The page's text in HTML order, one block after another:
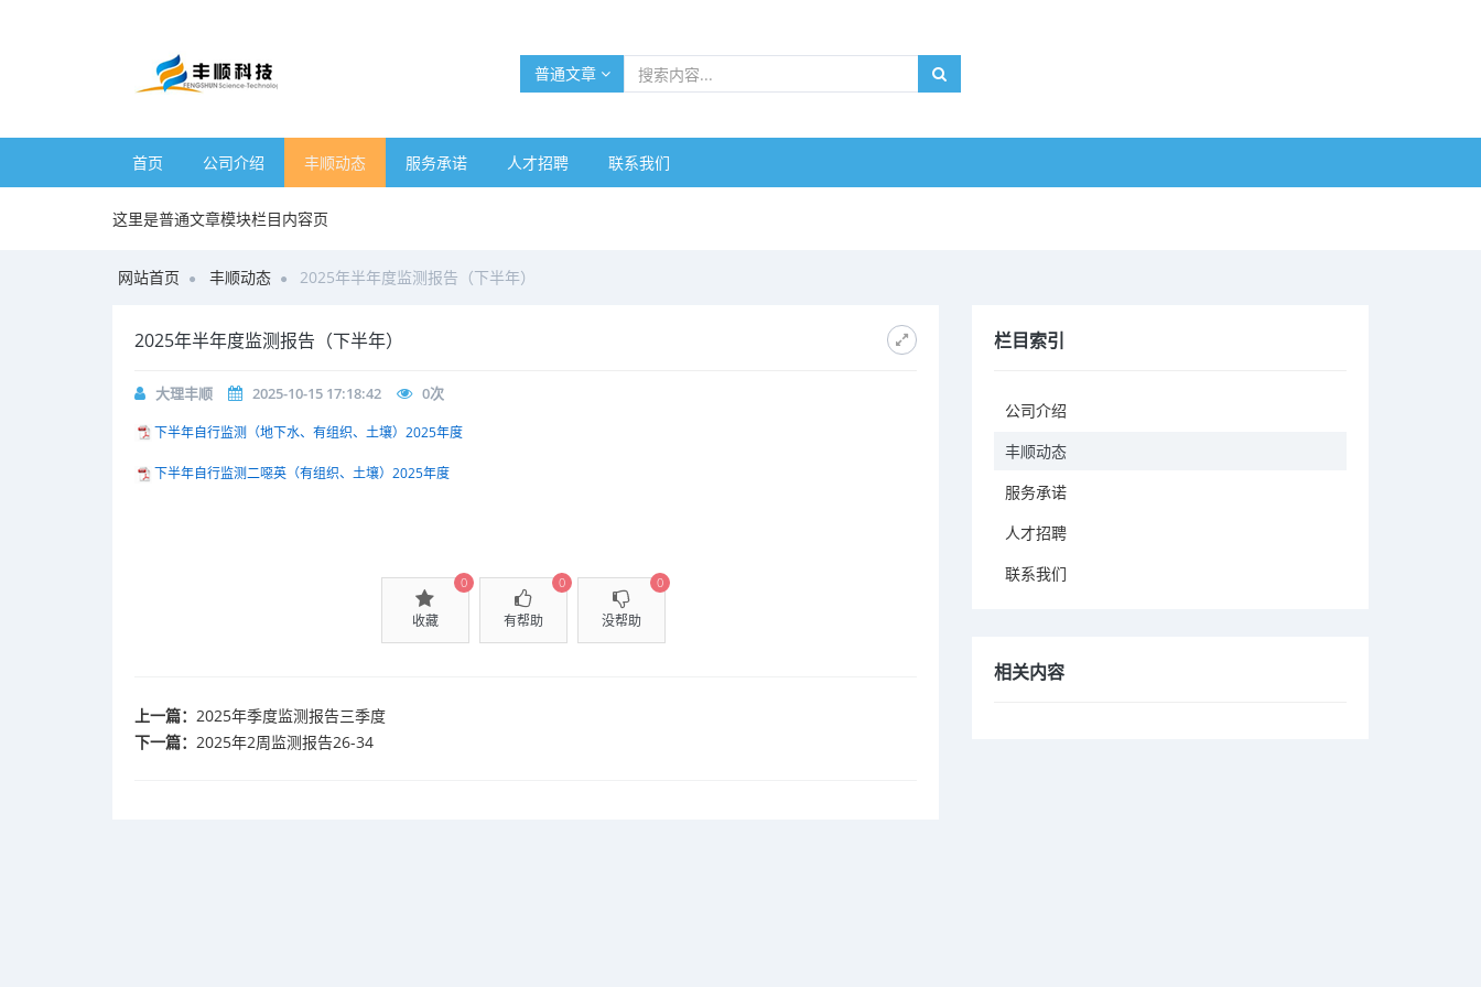
普通文章
首页 公司介绍 丰顺动态 服务承诺 人才招聘 联系我们
这里是普通文章模块栏目内容页
网站首页 丰顺动态 2025年半年度监测报告（下半年）
2025年半年度监测报告（下半年）
大理丰顺 2025-10-15 17:18:42 0次
下半年自行监测（地下水、有组织、土壤）2025年度
下半年自行监测二噁英（有组织、土壤）2025年度
收藏
0
有帮助
0
没帮助
0
上一篇： 2025年季度监测报告三季度
下一篇： 2025年2周监测报告26-34
栏目索引
公司介绍
丰顺动态
服务承诺
人才招聘
联系我们
相关内容